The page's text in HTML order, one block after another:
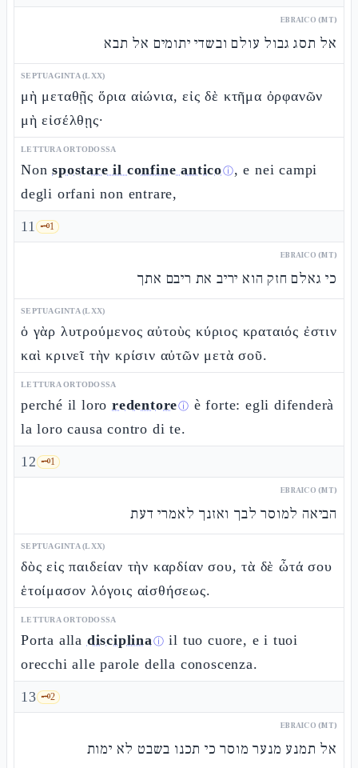
EBRAICO (MT)
אל תסג גבול עולם ובשדי יתומים אל תבא
SEPTUAGINTA (LXX)
μὴ μεταθῇς ὅρια αἰώνια, εἰς δὲ κτῆμα ὀρφανῶν
μὴ εἰσέλθῃς·
LETTURA ORTODOSSA
Nonspostare il confine anticoⓘ, e nei campi
degli orfani non entrare,
11 🗝️1
EBRAICO (MT)
כי גאלם חזק הוא יריב את ריבם אתך
SEPTUAGINTA (LXX)
ὁ γὰρ λυτρούμενος αὐτοὺς κύριος κραταιός ἐστιν
καὶ κρινεῖ τὴν κρίσιν αὐτῶν μετὰ σοῦ.
LETTURA ORTODOSSA
perché il loro redentoreⓘ è forte: egli difenderà
la loro causa contro di te.
12 🗝️1
EBRAICO (MT)
הביאה למוסר לבך ואזנך לאמרי דעת
SEPTUAGINTA (LXX)
δὸς εἰς παιδείαν τὴν καρδίαν σου, τὰ δὲ ὦτά σου
ἑτοίμασον λόγοις αἰσθήσεως.
LETTURA ORTODOSSA
Porta alla disciplinaⓘ il tuo cuore, e i tuoi
orecchi alle parole della conoscenza.
13 🗝️2
EBRAICO (MT)
אל תמנע מנער מוסר כי תכנו בשבט לא ימות